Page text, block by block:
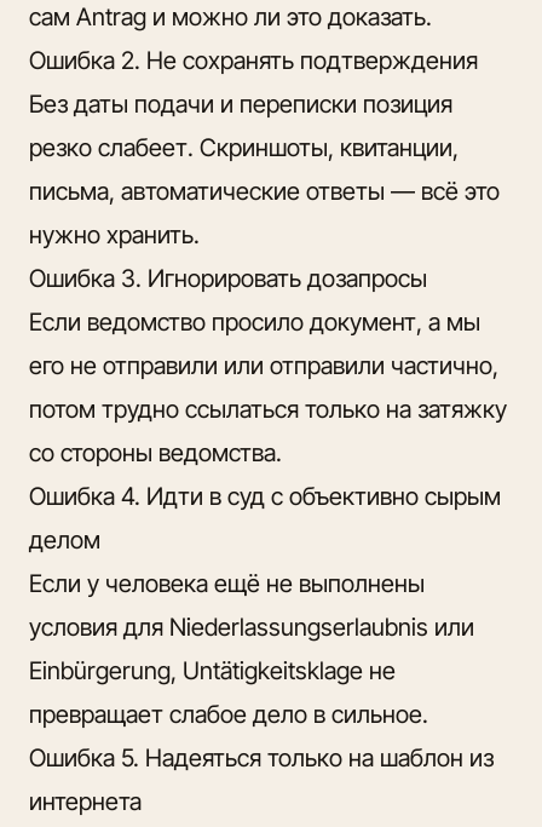
сам Antrag и можно ли это доказать.
Ошибка 2. Не сохранять подтверждения
Без даты подачи и переписки позиция
резко слабеет. Скриншоты, квитанции,
письма, автоматические ответы — всё это
нужно хранить.
Ошибка 3. Игнорировать дозапросы
Если ведомство просило документ, а мы
его не отправили или отправили частично,
потом трудно ссылаться только на затяжку
со стороны ведомства.
Ошибка 4. Идти в суд с объективно сырым
делом
Если у человека ещё не выполнены
условия для Niederlassungserlaubnis или
Einbürgerung, Untätigkeitsklage не
превращает слабое дело в сильное.
Ошибка 5. Надеяться только на шаблон из
интернета